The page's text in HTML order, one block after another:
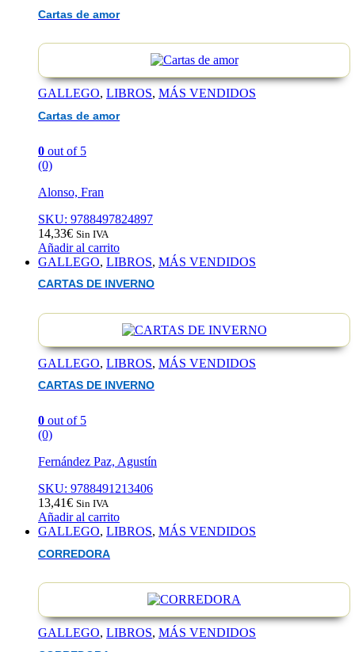
Cartas de amor
GALLEGO, LIBROS, MÁS VENDIDOS
Cartas de amor
0 out of 5
(0)
Alonso, Fran
SKU: 9788497824897
14,33€ Sin IVA
Añadir al carrito
GALLEGO, LIBROS, MÁS VENDIDOS
CARTAS DE INVERNO
GALLEGO, LIBROS, MÁS VENDIDOS
CARTAS DE INVERNO
0 out of 5
(0)
Fernández Paz, Agustín
SKU: 9788491213406
13,41€ Sin IVA
Añadir al carrito
GALLEGO, LIBROS, MÁS VENDIDOS
CORREDORA
GALLEGO, LIBROS, MÁS VENDIDOS